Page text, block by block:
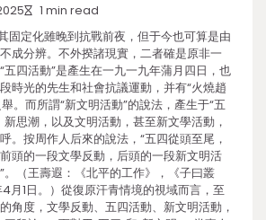
1 min read
固定化雖晚到抗戰前夜，但于今也可算是由
成分辨。不外揆諸現實，二者確是原非一
四活動”是產生在一九一九年蒲月四日，也
時光的先生和社會抗議運動，并有“火燒趙
。而所謂“新文明活動”的說法，產生于“五
思潮，以及文明活動，甚至新文學活動，
。按周作人后來的說法，“五四從頭至尾，
頭的一段文學反動，后頭的一段新文明活
。（王壽遐：《北平的工作》，《子曰叢
月1日。）從復原汗青情境的視域而言，至
角度，文學反動、五四活動、新文明活動，